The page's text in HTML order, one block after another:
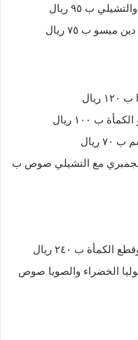
ب ٩٥ ريال
ب ٧٥ ريال
ب ١٠٠ ريال
ريال
مع التشيلي صوص ب
ب ٢٤٠ ريال
الخضراء والصويا صوص